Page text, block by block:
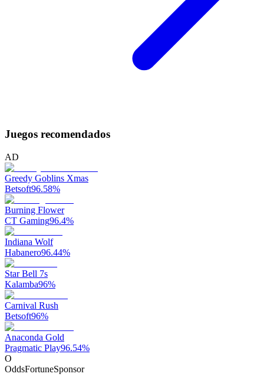
Juegos recomendados
AD
Greedy Goblins Xmas
Betsoft96.58%
Burning Flower
CT Gaming96.4%
Indiana Wolf
Habanero96.44%
Star Bell 7s
Kalamba96%
Carnival Rush
Betsoft96%
Anaconda Gold
Pragmatic Play96.54%
O
OddsFortuneSponsor